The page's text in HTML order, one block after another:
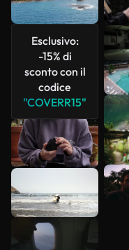
Esclusivo:
-15% di
sconto con il
codice
"COVERR15"